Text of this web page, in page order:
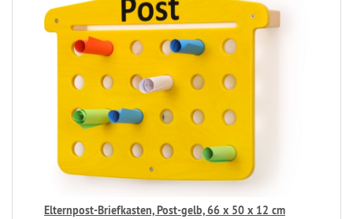
Elternpost-Briefkasten, Post-gelb, 66 x 50 x 12 cm